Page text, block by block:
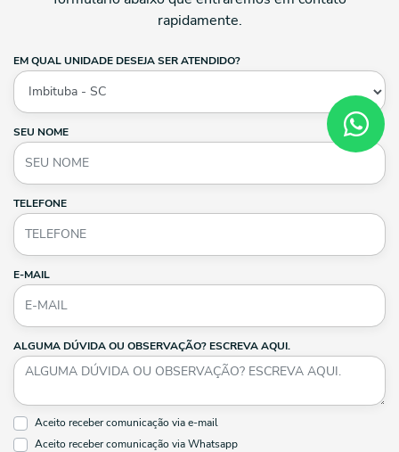
rapidamente.
EM QUAL UNIDADE DESEJA SER ATENDIDO?
SEU NOME
TELEFONE
E-MAIL
ALGUMA DÚVIDA OU OBSERVAÇÃO? ESCREVA AQUI.
Aceito receber comunicação via e-mail
Aceito receber comunicação via Whatsapp